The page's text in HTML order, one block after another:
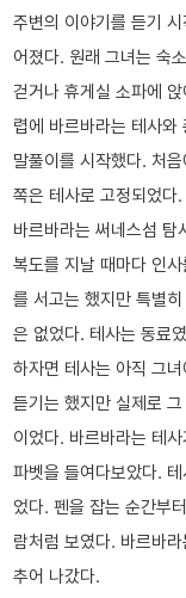
주변의 이야기를 듣기
어졌다. 원래 그녀는 숙
걷거나 휴게실 소파에
렵에 바르바라는 테사
말풀이를 시작했다. 처
쪽은 테사로 고정되었다.
바르바라는 써네스섬 탐
복도를 지날 때마다 인
를 서고는 했지만 특별
은 없었다. 테사는 동료
하자면 테사는 아직 그
듣기는 했지만 실제로
이었다. 바르바라는 테
파벳을 들여다보았다.
었다. 펜을 잡는 순간부
람처럼 보였다. 바르바
추어 나갔다.